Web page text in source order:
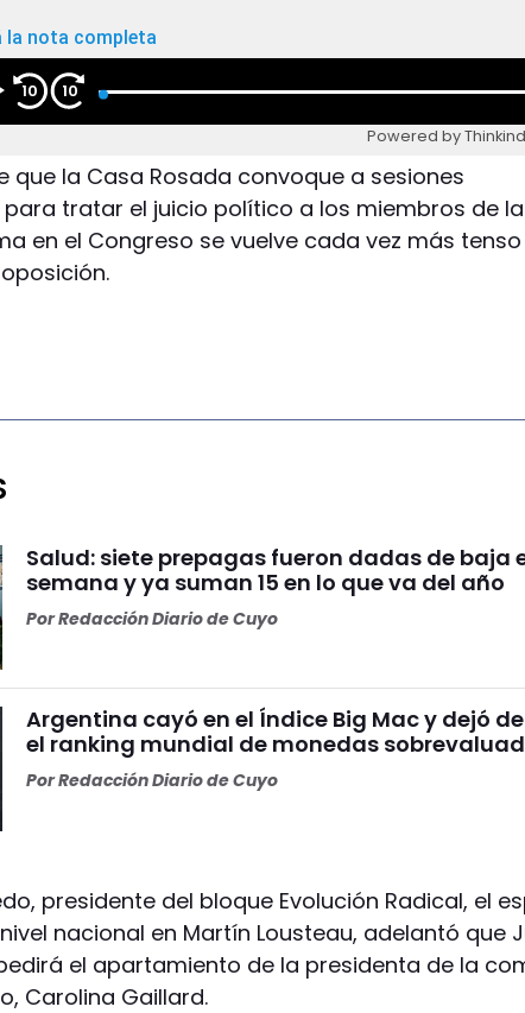
la nota completa
10 10
Powered by
que la Casa Rosada convoque a sesiones
tratar el juicio político a los miembros de
en el Congreso se vuelve cada vez más
Salud: siete prepagas fueron dadas de baja
semana y ya suman 15 en lo que va del año
PorRedacción Diario de Cuyo
Argentina cayó en el Índice Big Mac y dejó
el ranking mundial de monedas
PorRedacción Diario de Cuyo
presidente del bloque Evolución Radical, el
nacional en Martín Lousteau, adelantó que
el apartamiento de la presidenta de la
Carolina Gaillard.